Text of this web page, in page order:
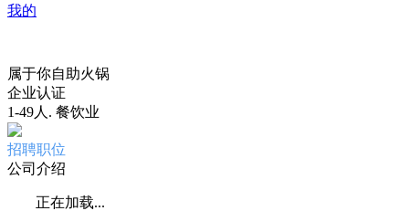
我的
属于你自助火锅
企业认证
1-49人 . 餐饮业
招聘职位
公司介绍
正在加载...